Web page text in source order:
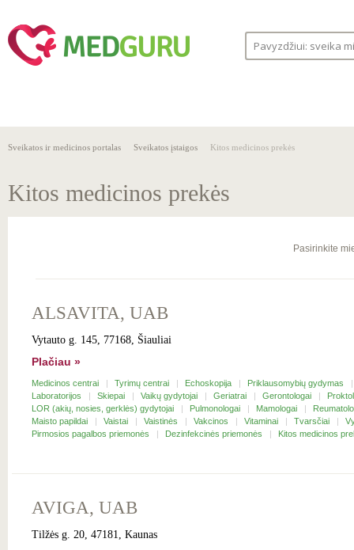
Sveikatos ir medicinos portalas Sveikatos įstaigos Kitos medicinos prekės
Kitos medicinos prekės
Pasirinkite
ALSAVITA, UAB
Vytauto g. 145, 77168, Šiauliai
Plačiau »
Medicinos centrai Tyrimų centrai Echoskopija
Priklausomybių gydymas
Laboratorijos
Skiepai Vaikų gydytojai Geriatrai Gerontologai
LOR (akių, nosies, gerklės) gydytojai
Pulmonologai Mamologai
Maisto papildai
Vaistai Vaistinės Vakcinos Vitaminai Tvarsčiai
Pirmosios pagalbos priemonės
Dezinfekcinės priemonės Kitos medicinos
AVIGA, UAB
Tilžės g. 20, 47181, Kaunas